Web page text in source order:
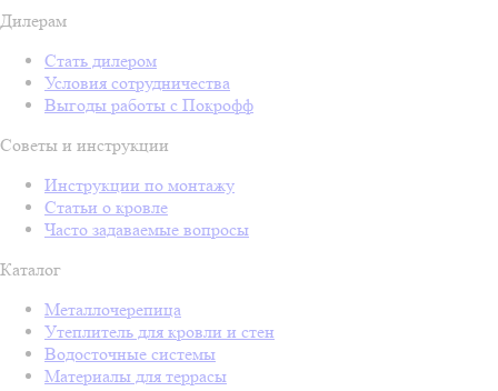
Дилерам
Стать дилером
Условия сотрудничества
Выгоды работы с Покрофф
Советы и инструкции
Инструкции по монтажу
Статьи о кровле
Часто задаваемые вопросы
Каталог
Металлочерепица
Утеплитель для кровли и стен
Водосточные системы
Материалы для террасы